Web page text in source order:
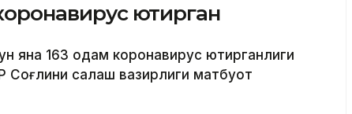
юқтирган
яна 163 одам коронавирус юқтирганлиги
сақлаш вазирлиги матбуот